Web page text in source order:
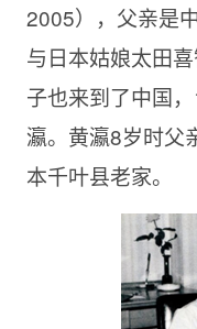
2005），父亲是
与日本姑娘太田
子也来到了中国
瀛。黄瀛8岁时父
本千叶县老家。